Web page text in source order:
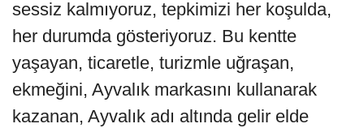
sessiz kalmıyoruz, tepkimizi her koşulda,
her durumda gösteriyoruz. Bu kentte
yaşayan, ticaretle, turizmle uğraşan,
ekmeğini, Ayvalık markasını kullanarak
kazanan, Ayvalık adı altında gelir elde